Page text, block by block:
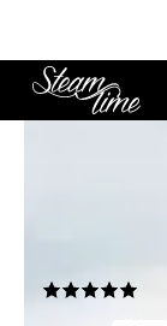
Steam
Jokers Cloud